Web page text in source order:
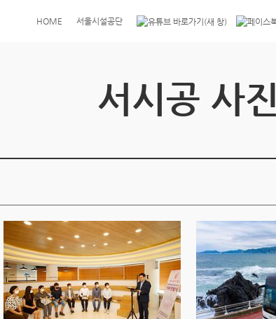
HOME 서울시설공단
서시공 사진